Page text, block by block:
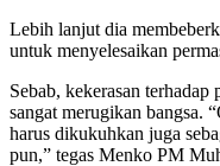
Lebih lanjut dia
untuk menyelesaikan
Sebab, kekerasan terhadap
sangat merugikan bangsa.
harus dikukuhkan juga
pun,” tegas Menko PM